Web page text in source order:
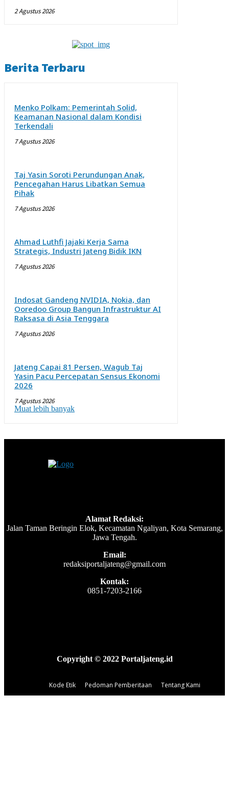
2 Agustus 2026
Berita Terbaru
Menko Polkam: Pemerintah Solid,
Keamanan Nasional dalam Kondisi
Terkendali
7 Agustus 2026
Taj Yasin Soroti Perundungan Anak,
Pencegahan Harus Libatkan Semua
Pihak
7 Agustus 2026
Ahmad Luthfi Jajaki Kerja Sama
Strategis, Industri Jateng Bidik IKN
7 Agustus 2026
Indosat Gandeng NVIDIA, Nokia, dan
Ooredoo Group Bangun Infrastruktur AI
Raksasa di Asia Tenggara
7 Agustus 2026
Jateng Capai 81 Persen, Wagub Taj
Yasin Pacu Percepatan Sensus Ekonomi
2026
7 Agustus 2026
Muat lebih banyak
Alamat Redaksi:
Jalan Taman Beringin Elok, Kecamatan Ngaliyan, Kota Semarang,
Jawa Tengah.
Email:
redaksiportaljateng@gmail.com
Kontak:
0851-7203-2166
Copyright © 2022 Portaljateng.id
Kode Etik Pedoman Pemberitaan Tentang Kami